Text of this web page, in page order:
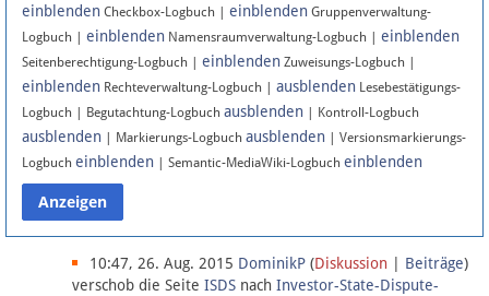
Facebook
Instagram
Anmelden
Datenschutz
Über Lobbypedia
einblenden Checkbox-Logbuch | einblenden Gruppenverwaltung-
Logbuch | einblenden Namensraumverwaltung-Logbuch | einblenden
Seitenberechtigung-Logbuch | einblenden Zuweisungs-Logbuch |
einblenden Rechteverwaltung-Logbuch | ausblenden Lesebestätigungs-
Logbuch | Begutachtung-Logbuch ausblenden | Kontroll-Logbuch
ausblenden | Markierungs-Logbuch ausblenden | Versionsmarkierungs-
Logbuch einblenden | Semantic-MediaWiki-Logbuch einblenden
10:47, 26. Aug. 2015 DominikP (Diskussion Beiträge)
verschob die Seite ISDS nach Investor-State-Dispute-